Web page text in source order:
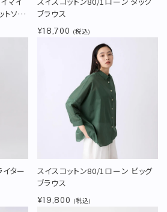
トソー
一郎
ブラウス
¥18,700 (税込)
ター
スイスコットン80/1ローン ビッグ
ブラウス
¥19,800 (税込)